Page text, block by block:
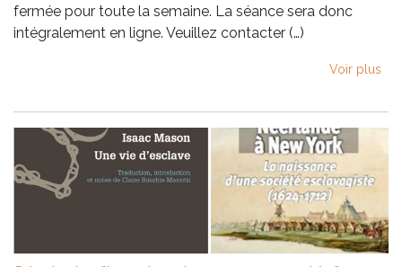
fermée pour toute la semaine. La séance sera donc
intégralement en ligne. Veuillez contacter (…)
Voir plus